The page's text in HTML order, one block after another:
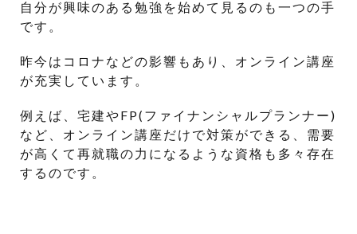
自分が興味のある勉強を始めて見るのも一つの手
です。
昨今はコロナなどの影響もあり、オンライン講座
が充実しています。
例えば、宅建やFP(ファイナンシャルプランナー)
など、オンライン講座だけで対策ができる、需要
が高くて再就職の力になるような資格も多々存在
するのです。